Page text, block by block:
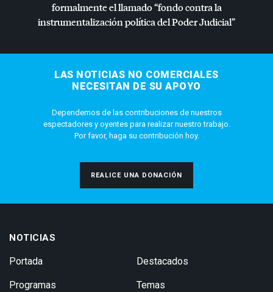
formalmente el llamado “fondo contra la
instrumentalización política del Poder Judicial”
LAS NOTICIAS NO COMERCIALES
NECESITAN DE SU APOYO
Dependemos de las contribuciones de nuestros
espectadores y oyentes para realizar nuestro trabajo.
Por favor, haga su contribución hoy.
REALICE UNA DONACIÓN
NOTICIAS
Portada
Programas
Destacados
Temas